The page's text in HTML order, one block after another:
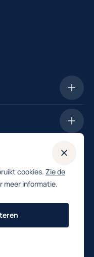
cookies. Zie de
meer informatie.